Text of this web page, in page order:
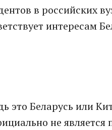
в российских
интересам
это Беларусь или
не является